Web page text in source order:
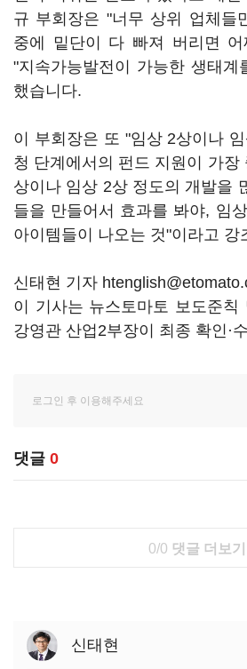
규 부회장은 "너무 상위 업체들
중에 밑단이 다 빠져 버리면 어
"지속가능발전이 가능한 생태계
했습니다.
이 부회장은 또 "임상 2상이나
청 단계에서의 펀드 지원이 가장
상이나 임상 2상 정도의 개발을
들을 만들어서 효과를 봐야, 임
아이템들이 나오는 것"이라고 강
신태현 기자
이 기사는 뉴스토마토 보도준칙
강영관 산업2부장이 최종 확인·
댓글 0
0/0 댓글 더보기
신태현